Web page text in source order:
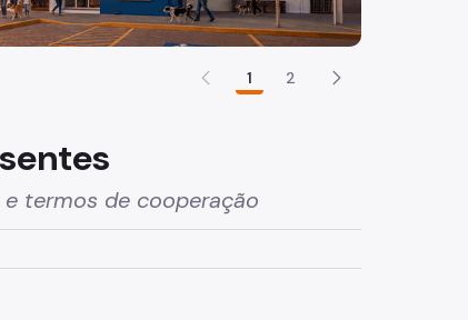
1 2
termos de cooperação